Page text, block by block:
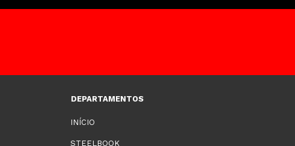
DEPARTAMENTOS
INÍCIO
STEELBOOK